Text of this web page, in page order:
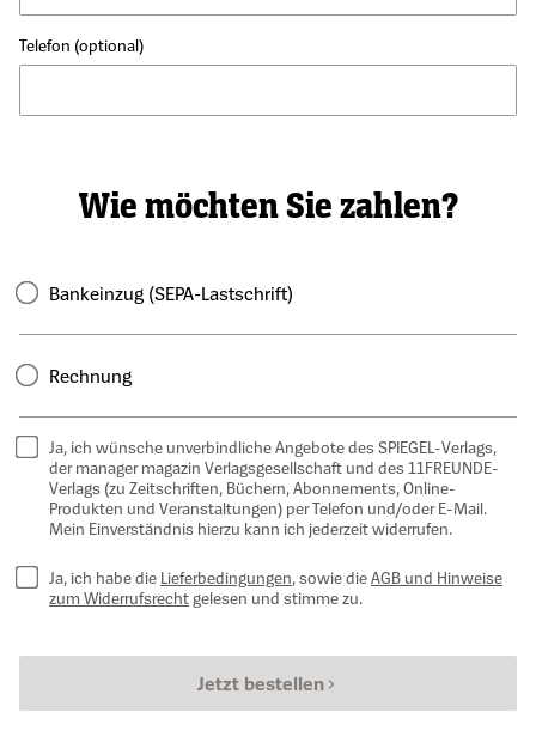
Telefon (optional)
Wie möchten Sie zahlen?
Bankeinzug (SEPA-Lastschrift)
Rechnung
Ja, ich wünsche unverbindliche Angebote des SPIEGEL-Verlags,
der manager magazin Verlagsgesellschaft und des 11FREUNDE-
Verlags (zu Zeitschriften, Büchern, Abonnements, Online-
Produkten und Veranstaltungen) per Telefon und/oder E-Mail.
Mein Einverständnis hierzu kann ich jederzeit widerrufen.
Ja, ich habe die Lieferbedingungen, sowie dieAGB und Hinweise
zum Widerrufsrechtgelesen und stimme zu.
Jetzt bestellen